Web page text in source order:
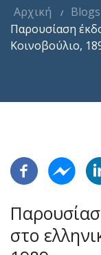
Αρχική Blogs
Παρουσίαση
Κοινοβούλιο,
στο